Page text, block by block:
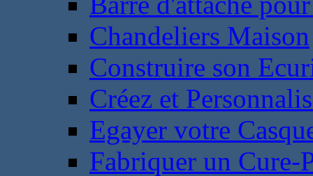
Chandeliers Maison
Construire son
Créez et
Egayer votre
Fabriquer un Cure-